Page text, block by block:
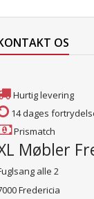
OS
Hurtig levering
14 dages
Prismatch
Møbler
alle 2
Fredericia